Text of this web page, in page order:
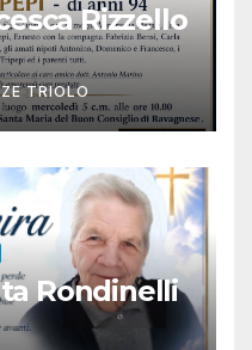
Rizzello
TRIOLO
Rondinelli